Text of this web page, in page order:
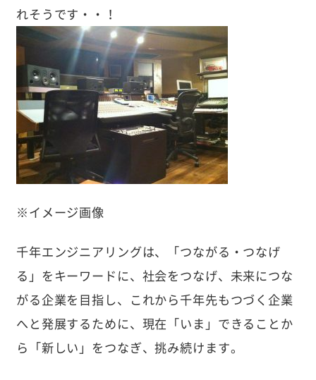
れそうです・・！
※イメージ画像
千年エンジニアリングは、「つながる・つなげ
る」をキーワードに、社会をつなげ、未来につな
がる企業を目指し、これから千年先もつづく企業
へと発展するために、現在「いま」できることか
ら「新しい」をつなぎ、挑み続けます。